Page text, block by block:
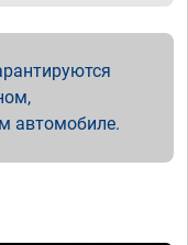
автомобиле.